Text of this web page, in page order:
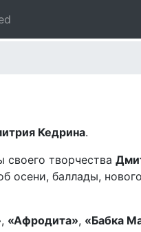
Кедрина.
своего творчества
баллады,
, «Афродита», «Бабка